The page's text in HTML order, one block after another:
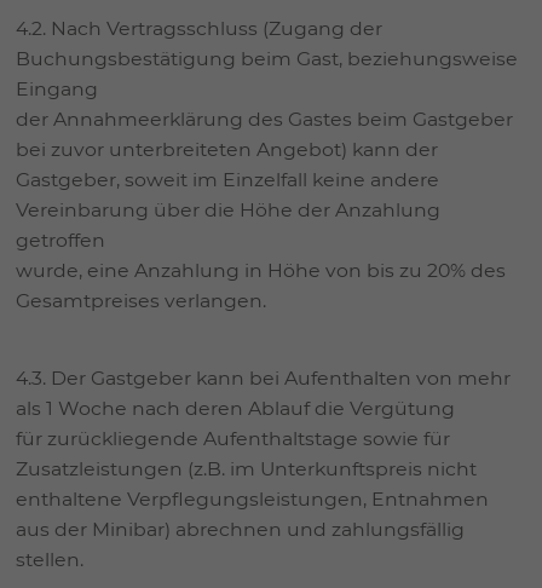
4.2. Nach Vertragsschluss (Zugang der
Buchungsbestätigung beim Gast, beziehungsweise
Eingang
der Annahmeerklärung des Gastes beim Gastgeber
bei zuvor unterbreiteten Angebot) kann der
Gastgeber, soweit im Einzelfall keine andere
Vereinbarung über die Höhe der Anzahlung
getroffen
wurde, eine Anzahlung in Höhe von bis zu 20% des
Gesamtpreises verlangen.
4.3. Der Gastgeber kann bei Aufenthalten von mehr
als 1 Woche nach deren Ablauf die Vergütung
für zurückliegende Aufenthaltstage sowie für
Zusatzleistungen (z.B. im Unterkunftspreis nicht
enthaltene Verpflegungsleistungen, Entnahmen
aus der Minibar) abrechnen und zahlungsfällig
stellen.